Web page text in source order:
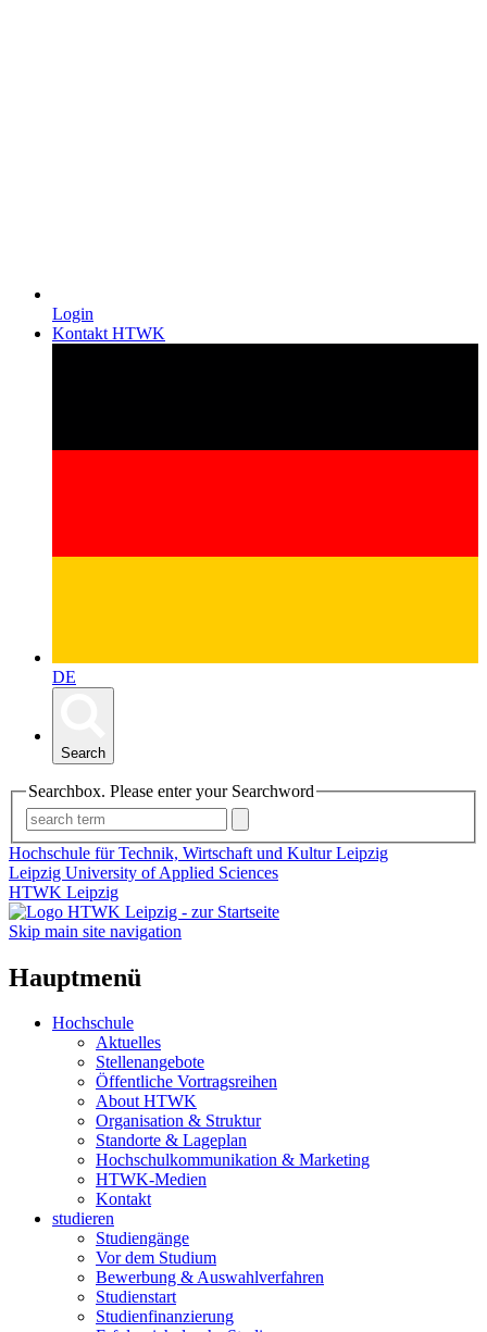
Login
Kontakt HTWK
DE
Search
Searchbox. Please enter your Searchword
Hochschule für Technik, Wirtschaft und Kultur Leipzig
Leipzig University of Applied Sciences
HTWK Leipzig
Skip main site navigation
Hauptmenü
Hochschule
Aktuelles
Stellenangebote
Öffentliche Vortragsreihen
About HTWK
Organisation & Struktur
Standorte & Lageplan
Hochschulkommunikation & Marketing
HTWK-Medien
Kontakt
studieren
Studiengänge
Vor dem Studium
Bewerbung & Auswahlverfahren
Studienstart
Studienfinanzierung